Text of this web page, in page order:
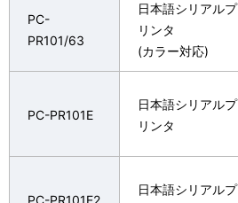
PC-
PR101/63
日本語シリアルプ
リンタ
(カラー対応)
PC-PR101E
日本語シリアルプ
リンタ
PC-PR101E2
日本語シリアルプ